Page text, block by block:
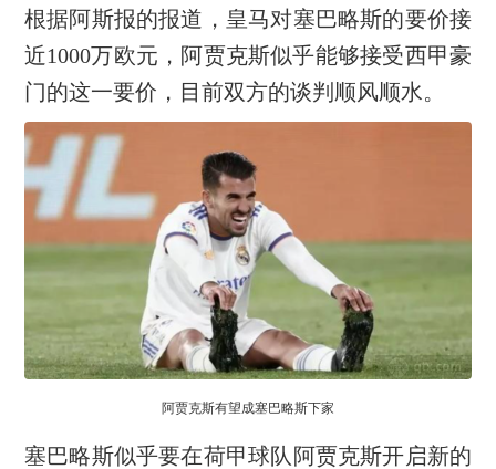
根据阿斯报的报道，皇马对塞巴略斯的要价接
近1000万欧元，阿贾克斯似乎能够接受西甲豪
门的这一要价，目前双方的谈判顺风顺水。
阿贾克斯有望成塞巴略斯下家
塞巴略斯似乎要在荷甲球队阿贾克斯开启新的